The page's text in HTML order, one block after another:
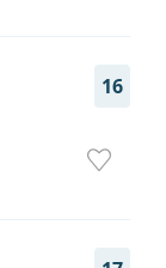
16